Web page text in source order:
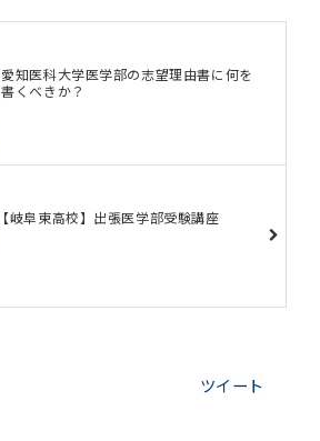
愛知医科大学医学部の志望理由書に何を
書くべきか？
【岐阜東高校】出張医学部受験講座
ツイート